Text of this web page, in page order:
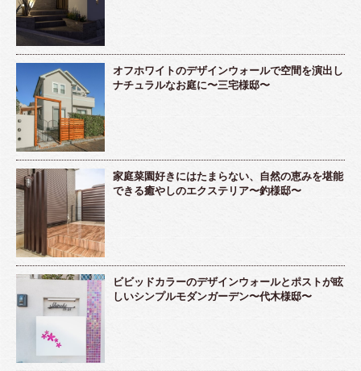
オフホワイトのデザインウォールで空間を演出し
ナチュラルなお庭に〜三宅様邸〜
家庭菜園好きにはたまらない、自然の恵みを堪能
できる癒やしのエクステリア〜釣様邸〜
ビビッドカラーのデザインウォールとポストが眩
しいシンプルモダンガーデン〜代木様邸〜